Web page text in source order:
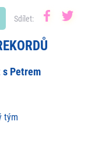
Sdílet:
Petrem
tým